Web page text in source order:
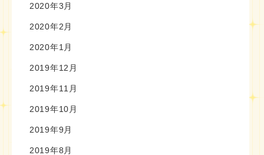
2020年3月
2020年2月
2020年1月
2019年12月
2019年11月
2019年10月
2019年9月
2019年8月